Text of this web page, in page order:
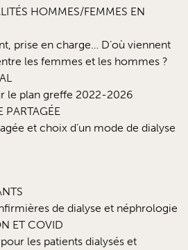
HOMMES/FEMMES EN
prise en charge… D’où viennent
les femmes et les hommes ?
le plan greffe 2022-2026
PARTAGÉE
et choix d’un mode de dialyse
de dialyse et néphrologie
ET COVID
les patients dialysés et